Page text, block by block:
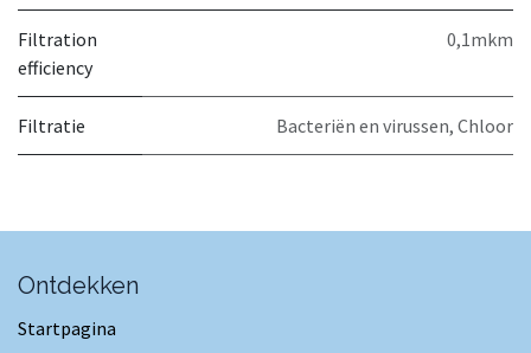
Filtration
efficiency
0,1mkm
Filtratie Bacteriën en virussen, Chloor
Ontdekken
Startpagina